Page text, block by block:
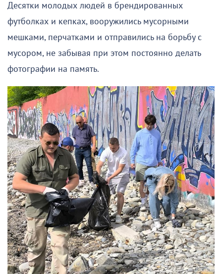
Десятки молодых людей в брендированных
футболках и кепках, вооружились мусорными
мешками, перчатками и отправились на борьбу с
мусором, не забывая при этом постоянно делать
фотографии на память.